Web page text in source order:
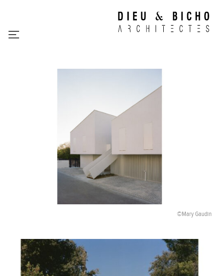
Une approche contextuelle
Résidence Sociale Bellevue, Le Crès
Pavillon communal, Saint-Guilhem-le-Désert
Salle Polyvalente, Venasque
Halle des sports Gilles Fermaud, Gignac
Maison Cactus, Montpellier
Maison Discrète, Aniane
Domaine des Aphyllantes, Rodilhan
Réhabilitation et extension de l’hôtel de ville, Fabrègues
Maison Départementale des Solidarités, Gignac
©Mary Gaudin